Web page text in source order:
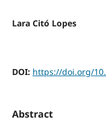
Lara Citó Lopes
DOI: https://doi.org/
Abstract